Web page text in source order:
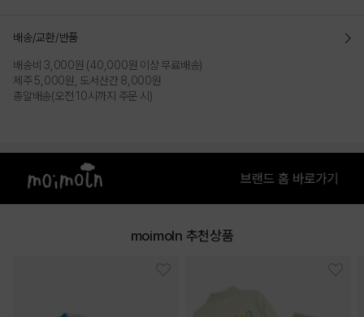
배송/교환/반품
배송비 3,000원 (40,000원 이상 무료배송)
제주 5,000원, 도서산간 8,000원
총알배송(오전 10시까지 주문 시)
moimoln 추천상품